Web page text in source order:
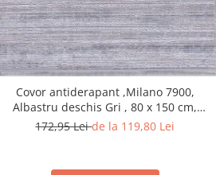
Covor antiderapant ,Milano 7900,
Albastru deschis Gri , 80 x 150 cm,
Grosime 4mm
172,95 Leide la 119,80 Lei